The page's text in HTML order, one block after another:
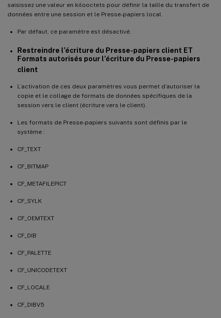
saisissez une valeur en kilooctets pour définir la taille du transfert de
données entre une session et le Presse-papiers local.
Par défaut, ce paramètre est désactivé.
Restreindre l’écriture du Presse-papiers client ET
Formats autorisés pour l’écriture du Presse-papiers
client
L’activation de ces deux paramètres vous permet d’autoriser la
copie et le collage de formats de données spécifiques de la
session vers le client (écriture vers le client).
Les formats de Presse-papiers suivants sont définis par le
système :
CF_TEXT
CF_BITMAP
CF_METAFILEPICT
CF_SYLK
CF_OEMTEXT
CF_DIB
CF_PALETTE
CF_UNICODETEXT
CF_LOCALE
CF_DIBV5